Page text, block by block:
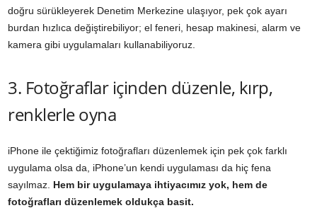
doğru sürükleyerek Denetim Merkezine ulaşıyor, pek çok ayarı
burdan hızlıca değiştirebiliyor; el feneri, hesap makinesi, alarm ve
kamera gibi uygulamaları kullanabiliyoruz.
3. Fotoğraflar içinden düzenle, kırp,
renklerle oyna
iPhone ile çektiğimiz fotoğrafları düzenlemek için pek çok farklı
uygulama olsa da, iPhone’un kendi uygulaması da hiç fena
sayılmaz. Hem bir uygulamaya ihtiyacımız yok, hem de
fotoğrafları düzenlemek oldukça basit.